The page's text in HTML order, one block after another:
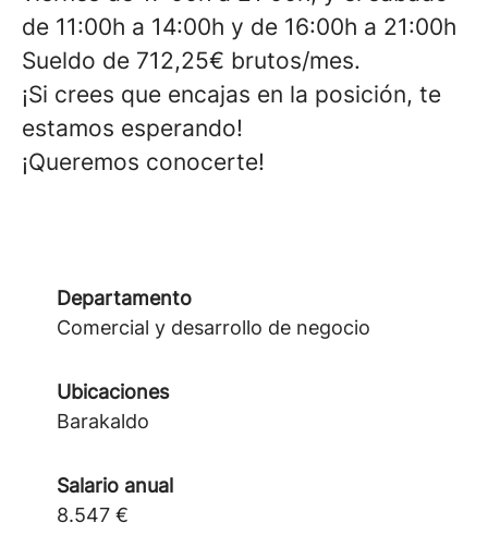
de 11:00h a 14:00h y de 16:00h a 21:00h
Sueldo de 712,25€ brutos/mes.
¡Si crees que encajas en la posición, te
estamos esperando!
¡Queremos conocerte!
Departamento
Comercial y desarrollo de negocio
Ubicaciones
Barakaldo
Salario anual
8.547 €